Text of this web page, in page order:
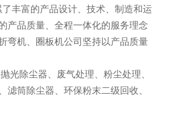
丰富的产品设计、技术、制造和运
产品质量、全程一体化的服务理念
弯机、圈板机公司坚持以产品质量
光除尘器、废气处理、粉尘处理、
筒除尘器、环保粉末二级回收、